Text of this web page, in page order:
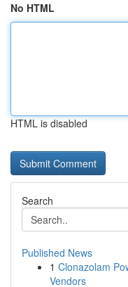
No HTML
HTML is disabled
Search
Published News
1 Clonazolam
Vendors